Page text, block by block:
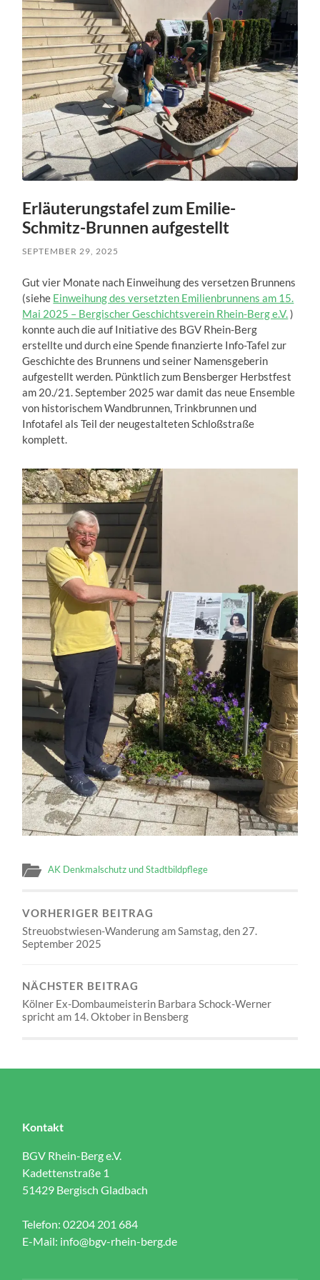
Erläuterungstafel zum Emilie-
Schmitz-Brunnen aufgestellt
SEPTEMBER 29, 2025
Gut vier Monate nach Einweihung des versetzen Brunnens
(siehe Einweihung des versetzten Emilienbrunnens am 15.
Mai 2025 – Bergischer Geschichtsverein Rhein-Berg e.V.)
konnte auch die auf Initiative des BGV Rhein-Berg
erstellte und durch eine Spende finanzierte Info-Tafel zur
Geschichte des Brunnens und seiner Namensgeberin
aufgestellt werden. Pünktlich zum Bensberger Herbstfest
am 20./21. September 2025 war damit das neue Ensemble
von historischem Wandbrunnen, Trinkbrunnen und
Infotafel als Teil der neugestalteten Schloßstraße
komplett.
AK Denkmalschutz und Stadtbildpflege
VORHERIGER BEITRAG
Streuobstwiesen-Wanderung am Samstag, den 27.
September 2025
NÄCHSTER BEITRAG
Kölner Ex-Dombaumeisterin Barbara Schock-Werner
spricht am 14. Oktober in Bensberg
Kontakt
BGV Rhein-Berg e.V.
Kadettenstraße 1
51429 Bergisch Gladbach
Telefon: 02204 201 684
E-Mail: info@bgv-rhein-berg.de